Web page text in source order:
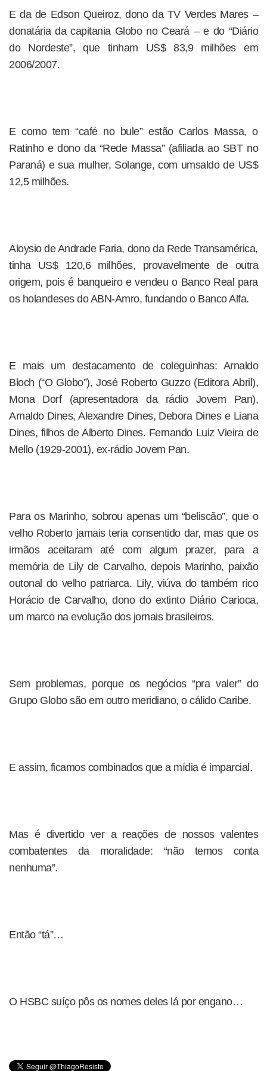
E da de Edson Queiroz, dono da TV Verdes Mares –
donatária da capitania Globo no Ceará – e do “Diário
do Nordeste”, que tinham US$ 83,9 milhões em
2006/2007.
E como tem “café no bule” estão Carlos Massa, o
Ratinho e dono da “Rede Massa” (afiliada ao SBT no
Paraná) e sua mulher, Solange, com umsaldo de US$
12,5 milhões.
Aloysio de Andrade Faria, dono da Rede Transamérica,
tinha US$ 120,6 milhões, provavelmente de outra
origem, pois é banqueiro e vendeu o Banco Real para
os holandeses do ABN-Amro, fundando o Banco Alfa.
E mais um destacamento de coleguinhas: Arnaldo
Bloch (“O Globo”), José Roberto Guzzo (Editora Abril),
Mona Dorf (apresentadora da rádio Jovem Pan),
Arnaldo Dines, Alexandre Dines, Debora Dines e Liana
Dines, filhos de Alberto Dines. Fernando Luiz Vieira de
Mello (1929-2001), ex-rádio Jovem Pan.
Para os Marinho, sobrou apenas um “beliscão”, que o
velho Roberto jamais teria consentido dar, mas que os
irmãos aceitaram até com algum prazer, para a
memória de Lily de Carvalho, depois Marinho, paixão
outonal do velho patriarca. Lily, viúva do também rico
Horácio de Carvalho, dono do extinto Diário Carioca,
um marco na evolução dos jornais brasileiros.
Sem problemas, porque os negócios “pra valer” do
Grupo Globo são em outro meridiano, o cálido Caribe.
E assim, ficamos combinados que a mídia é imparcial.
Mas é divertido ver a reações de nossos valentes
combatentes da moralidade: “não temos conta
nenhuma”.
Então “tá”…
O HSBC suíço pôs os nomes deles lá por engano…